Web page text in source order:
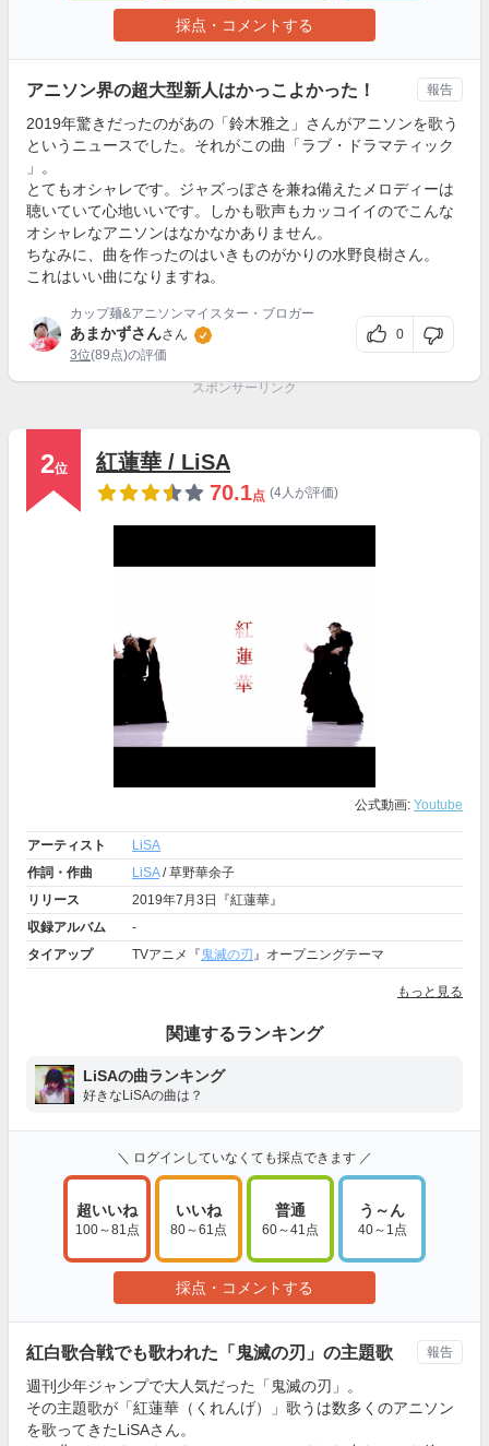
採点・コメントする
アニソン界の超大型新人はかっこよかった！
2019年驚きだったのがあの「鈴木雅之」さんがアニソンを歌う
というニュースでした。それがこの曲「ラブ・ドラマティック
」。
とてもオシャレです。ジャズっぽさを兼ね備えたメロディーは
聴いていて心地いいです。しかも歌声もカッコイイのでこんな
オシャレなアニソンはなかなかありません。
ちなみに、曲を作ったのはいきものがかりの水野良樹さん。
これはいい曲になりますね。
カップ麺&アニソンマイスター・ブロガー
あまかずさんさん
3位(89点)の評価
0
報告
スポンサーリンク
2位
紅蓮華 / LiSA
70.1点 (4人が評価)
公式動画: Youtube
アーティスト
LiSA
作詞・作曲
LiSA/ 草野華余子
リリース
2019年7月3日『紅蓮華』
収録アルバム
-
タイアップ
TVアニメ『 鬼滅の刃』オープニングテーマ
もっと見る
関連するランキング
LiSAの曲ランキング
好きなLiSAの曲は？
＼ ログインしていなくても採点できます ／
超いいね
100～81点
いいね
80～61点
普通
60～41点
う～ん
40～1点
採点・コメントする
紅白歌合戦でも歌われた「鬼滅の刃」の主題歌
週刊少年ジャンプで大人気だった「鬼滅の刃」。
その主題歌が「紅蓮華（くれんげ）」歌うは数多くのアニソン
を歌ってきたLiSAさん。
報告